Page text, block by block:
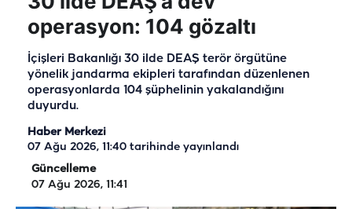
operasyon: 104 gözaltı
İçişleri Bakanlığı 30 ilde DEAŞ terör örgütüne
yönelik jandarma ekipleri tarafından düzenlenen
operasyonlarda 104 şüphelinin yakalandığını
duyurdu.
Haber Merkezi
07 Ağu 2026, 11:40 tarihinde yayınlandı
Güncelleme
07 Ağu 2026, 11:41